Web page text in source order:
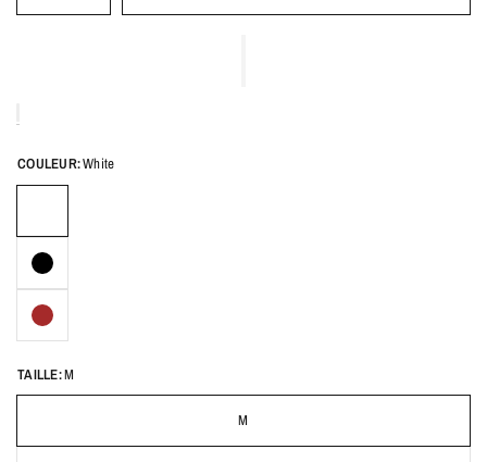
COULEUR:White
TAILLE:M
M